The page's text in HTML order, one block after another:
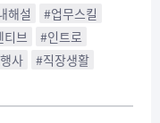
해설
#업무스킬
티브
#인트로
사
#직장생활